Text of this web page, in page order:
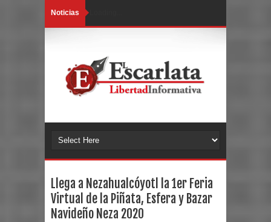
Noticias
Llega a Nezahualcóyotl la 1er Feria
Virtual de la Piñata, Esfera y Bazar
Navideño Neza 2020